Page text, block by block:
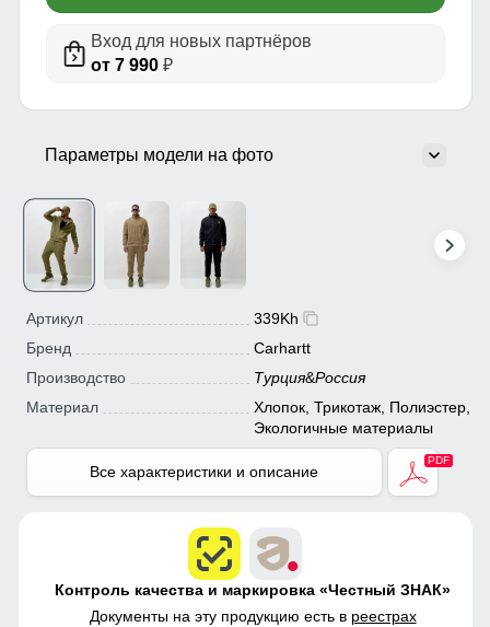
Вход для новых партнёров
от 7 990₽
Параметры модели на фото
Артикул
339Kh
Бренд
Carhartt
Производство
Турция&Россия
Материал
Хлопок, Трикотаж, Полиэстер,
Экологичные материалы
Все характеристики и описание
Контроль качества и маркировка «Честный ЗНАК»
Документы на эту продукцию есть в реестрах